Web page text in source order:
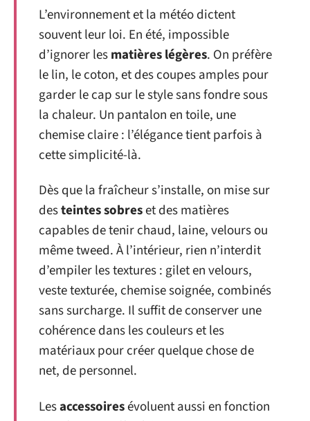
L’environnement et la météo dictent
souvent leur loi. En été, impossible
d’ignorer lesmatières légères. On préfère
le lin, le coton, et des coupes amples pour
garder le cap sur le style sans fondre sous
la chaleur. Un pantalon en toile, une
chemise claire : l’élégance tient parfois à
cette simplicité-là.
Dès que la fraîcheur s’installe, on mise sur
desteintes sobreset des matières
capables de tenir chaud, laine, velours ou
même tweed. À l’intérieur, rien n’interdit
d’empiler les textures : gilet en velours,
veste texturée, chemise soignée, combinés
sans surcharge. Il suffit de conserver une
cohérence dans les couleurs et les
matériaux pour créer quelque chose de
net, de personnel.
Lesaccessoiresévoluent aussi en fonction